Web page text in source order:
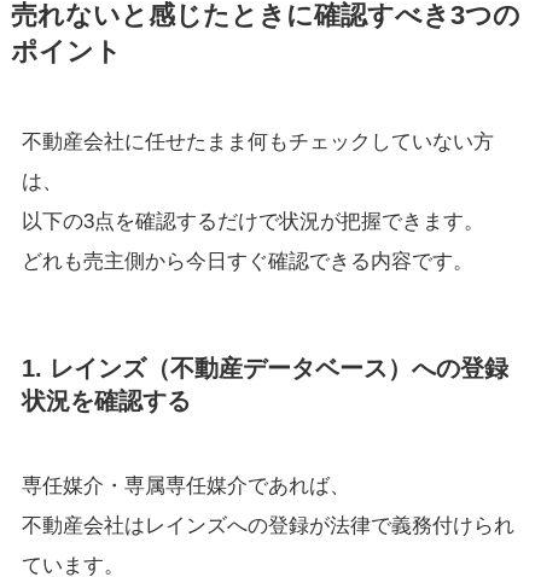
売れないと感じたときに確認すべき3つの
ポイント
不動産会社に任せたまま何もチェックしていない方
は、
以下の3点を確認するだけで状況が把握できます。
どれも売主側から今日すぐ確認できる内容です。
1. レインズ（不動産データベース）への登録
状況を確認する
専任媒介・専属専任媒介であれば、
不動産会社はレインズへの登録が法律で義務付けられ
ています。